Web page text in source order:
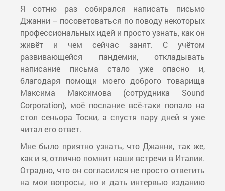
Я сотню раз собирался написать письмо
Джанни – посоветоваться по поводу некоторых
профессиональных идей и просто узнать, как он
живёт и чем сейчас занят. С учётом
развивающейся пандемии, откладывать
написание письма стало уже опасно и,
благодаря помощи моего доброго товарища
Максима Максимова (сотрудника Sound
Corporation), моё послание всё-таки попало на
стол сеньора Тоски, а спустя пару дней я уже
читал его ответ.
Мне было приятно узнать, что Джанни, так же,
как и я, отлично помнит наши встречи в Италии.
Отрадно, что он согласился не просто ответить
на мои вопросы, но и дать интервью изданию